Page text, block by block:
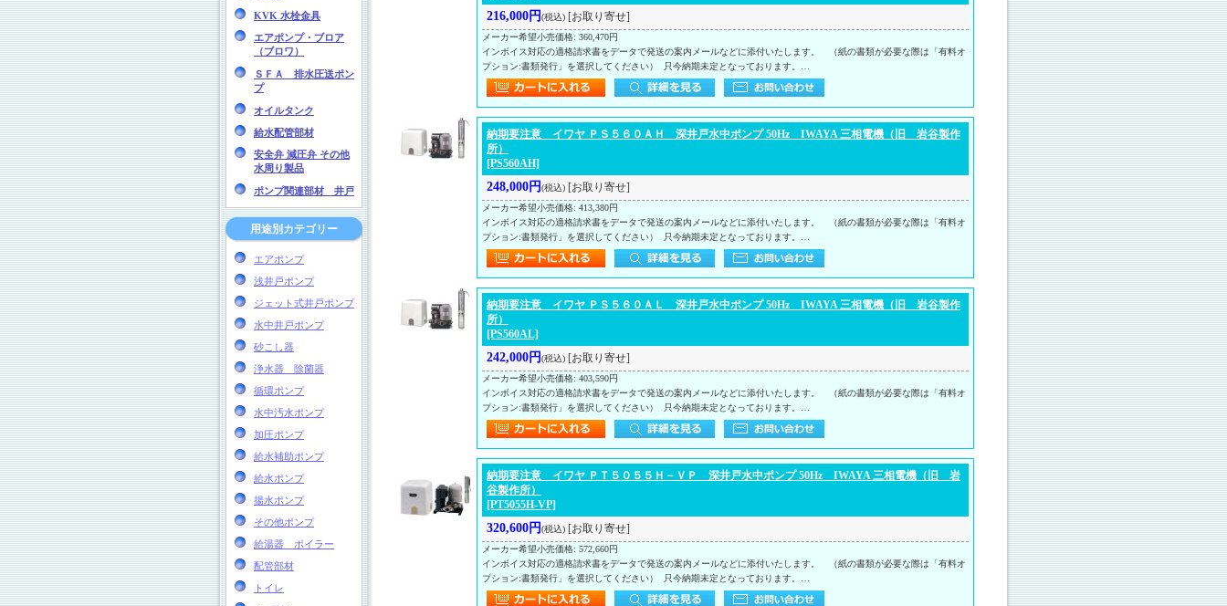
KVK 水栓金具
エアポンプ・ブロア
（ブロワ）
ＳＦＡ 排水圧送ポン
プ
オイルタンク
給水配管部材
安全弁 減圧弁 その他
水周り製品
ポンプ関連部材 井戸
用途別カテゴリー
エアポンプ
浅井戸ポンプ
ジェット式井戸ポンプ
水中井戸ポンプ
砂こし器
浄水器 除菌器
循環ポンプ
水中汚水ポンプ
加圧ポンプ
給水補助ポンプ
給水ポンプ
揚水ポンプ
その他ポンプ
給湯器 ボイラー
配管部材
トイレ
216,000円(税込) [お取り寄せ]
メーカー希望小売価格: 360,470円
インボイス対応の適格請求書をデータで発送の案内メールなどに添付いたします。 （紙の書類が必要な際は「有料オ
プション:書類発行」を選択してください） 只今納期未定となっております。…
納期要注意 イワヤ ＰＳ５６０ＡＨ 深井戸水中ポンプ 50Hz IWAYA 三相電機（旧 岩谷製作
所）
[PS560AH]
248,000円(税込) [お取り寄せ]
メーカー希望小売価格: 413,380円
インボイス対応の適格請求書をデータで発送の案内メールなどに添付いたします。 （紙の書類が必要な際は「有料オ
プション:書類発行」を選択してください） 只今納期未定となっております。…
納期要注意 イワヤ ＰＳ５６０ＡＬ 深井戸水中ポンプ 50Hz IWAYA 三相電機（旧 岩谷製作
所）
[PS560AL]
242,000円(税込) [お取り寄せ]
メーカー希望小売価格: 403,590円
インボイス対応の適格請求書をデータで発送の案内メールなどに添付いたします。 （紙の書類が必要な際は「有料オ
プション:書類発行」を選択してください） 只今納期未定となっております。…
納期要注意 イワヤ ＰＴ５０５５Ｈ－ＶＰ 深井戸水中ポンプ 50Hz IWAYA 三相電機（旧 岩
谷製作所）
[PT5055H-VP]
320,600円(税込) [お取り寄せ]
メーカー希望小売価格: 572,660円
インボイス対応の適格請求書をデータで発送の案内メールなどに添付いたします。 （紙の書類が必要な際は「有料オ
プション:書類発行」を選択してください） 只今納期未定となっております。…